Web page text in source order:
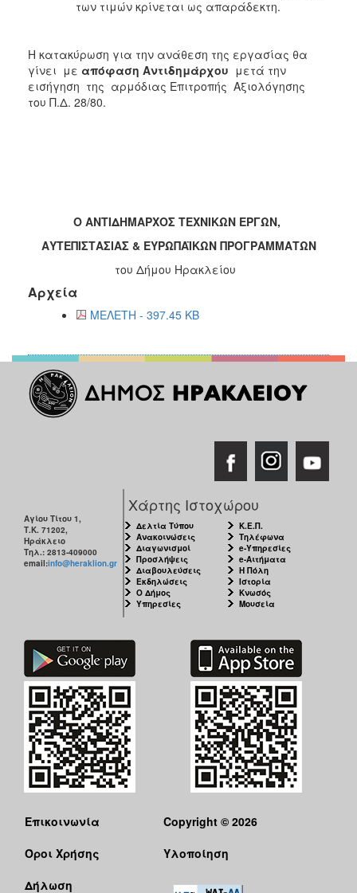
των τιμών κρίνεται ως απαράδεκτη.
Η κατακύρωση για την ανάθεση της εργασίας θα
γίνει με απόφαση Αντιδημάρχου μετά την
εισήγηση της αρμόδιας Επιτροπής Αξιολόγησης
του Π.Δ. 28/80.
Ο ΑΝΤΙΔΗΜΑΡΧΟΣ ΤΕΧΝΙΚΩΝ ΕΡΓΩΝ,
ΑΥΤΕΠΙΣΤΑΣΙΑΣ & ΕΥΡΩΠΑΪΚΩΝ ΠΡΟΓΡΑΜΜΑΤΩΝ
του Δήμου Ηρακλείου
Αρχεία
ΜΕΛΕΤΗ - 397.45 KB
Αγίου Τίτου 1,
Τ.Κ. 71202,
Ηράκλειο
Τηλ.: 2813-409000
email:info@heraklion.gr
Χάρτης Ιστοχώρου
Δελτία Τύπου
Ανακοινώσεις
Διαγωνισμοί
Προσλήψεις
Διαβουλεύσεις
Εκδηλώσεις
Ο Δήμος
Υπηρεσίες
Κ.Ε.Π.
Τηλέφωνα
e-Υπηρεσίες
e-Αιτήματα
Η Πόλη
Ιστορία
Κνωσός
Μουσεία
Επικοινωνία
Όροι Χρήσης
Δήλωση
Copyright © 2026
Υλοποίηση